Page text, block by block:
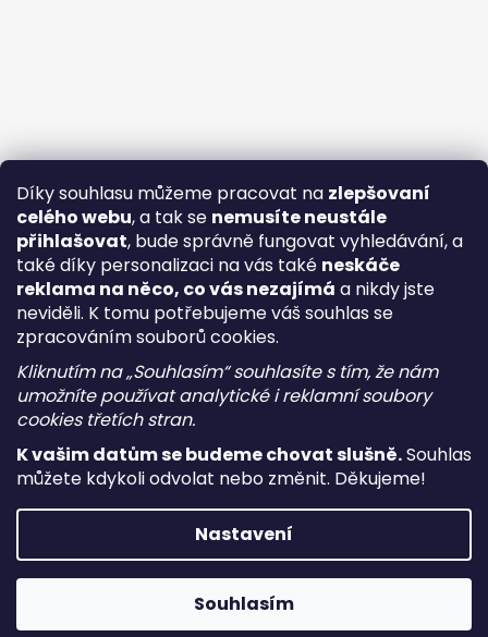
Díky souhlasu můžeme pracovat na zlepšovaní
celého webu, a tak se nemusíte neustále
přihlašovat, bude správně fungovat vyhledávání, a
také díky personalizaci na vás také neskáče
reklama na něco, co vás nezajímá a nikdy jste
neviděli. K tomu potřebujeme váš souhlas se
zpracováním souborů cookies.
Kliknutím na „Souhlasím“ souhlasíte s tím, že nám
umožníte používat analytické i reklamní soubory
cookies třetích stran.
K vašim datům se budeme chovat slušně.Souhlas
můžete kdykoli odvolat nebo změnit. Děkujeme!
Nastavení
Souhlasím
Vytvořil Shoptet
Copyright 2026i-vape. Všechna práva vyhrazena.Upravit
nastavení cookies